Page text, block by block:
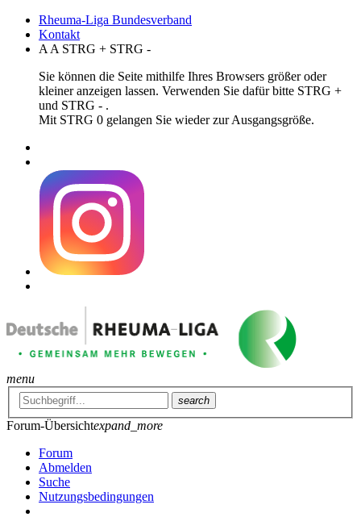
Rheuma-Liga Bundesverband
Kontakt
A A STRG + STRG -
Sie können die Seite mithilfe Ihres Browsers größer oder
kleiner anzeigen lassen. Verwenden Sie dafür bitte STRG +
und STRG - .
Mit STRG 0 gelangen Sie wieder zur Ausgangsgröße.
menu
search
Forum-Übersichtexpand_more
Forum
Abmelden
Suche
Nutzungsbedingungen